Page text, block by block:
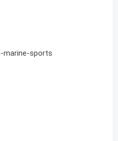
marine-sports